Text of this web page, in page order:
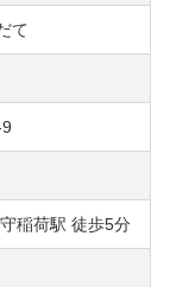
て
稲荷駅 徒歩5分